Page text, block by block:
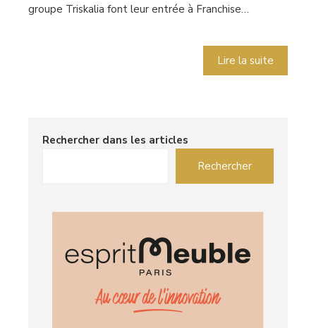
groupe Triskalia font leur entrée à Franchise…
Lire la suite
Rechercher dans les articles
Rechercher